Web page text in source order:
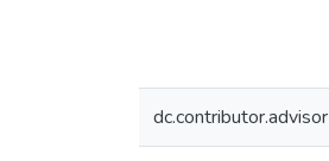
dc.contributor.advisor